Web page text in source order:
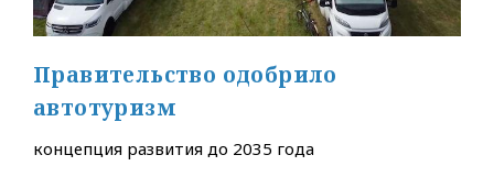
Правительство одобрило
автотуризм
концепция развития до 2035 года